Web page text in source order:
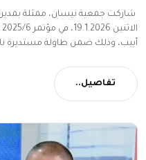
شاركت جمعية نيسان، ممثَّلة
أبيب، وذلك ضمن طاولة مستديرة
تفاصيل..